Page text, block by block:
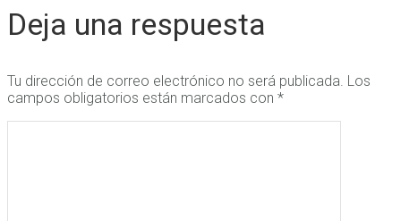
Deja una respuesta
Tu dirección de correo electrónico no será publicada. Los
campos obligatorios están marcados con *